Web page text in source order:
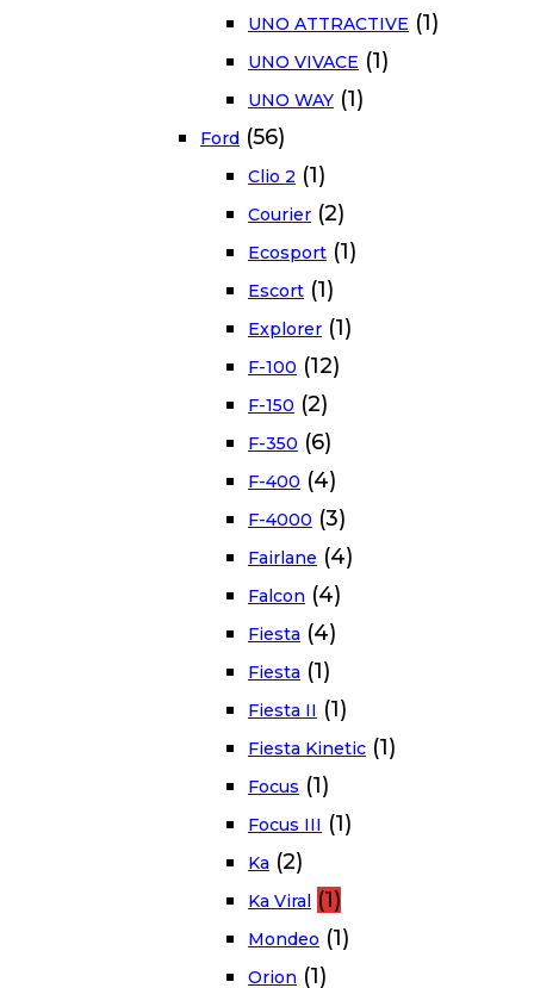
UNO ATTRACTIVE (1)
UNO VIVACE (1)
UNO WAY (1)
Ford (56)
Clio 2 (1)
Courier (2)
Ecosport (1)
Escort (1)
Explorer (1)
F-100 (12)
F-150 (2)
F-350 (6)
F-400 (4)
F-4000 (3)
Fairlane (4)
Falcon (4)
Fiesta (4)
Fiesta (1)
Fiesta II (1)
Fiesta Kinetic (1)
Focus (1)
Focus III (1)
Ka (2)
Ka Viral (1)
Mondeo (1)
Orion (1)